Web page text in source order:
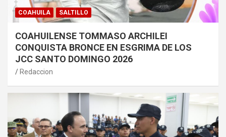
COAHUILA SALTILLO
COAHUILENSE TOMMASO ARCHILEI
CONQUISTA BRONCE EN ESGRIMA DE LOS
JCC SANTO DOMINGO 2026
Redaccion